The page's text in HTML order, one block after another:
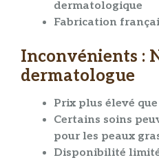
dermatologique
Fabrication
Inconvénients :
dermatologue
Prix plus élevé
Certains soins
pour les peaux
Disponibilité